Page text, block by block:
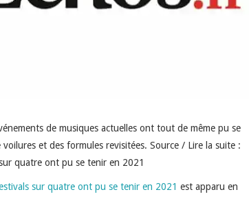
de musiques actuelles ont tout de même pu se
et des formules revisitées. Source / Lire la suite :
quatre ont pu se tenir en 2021
sur quatre ont pu se tenir en 2021 est apparu en